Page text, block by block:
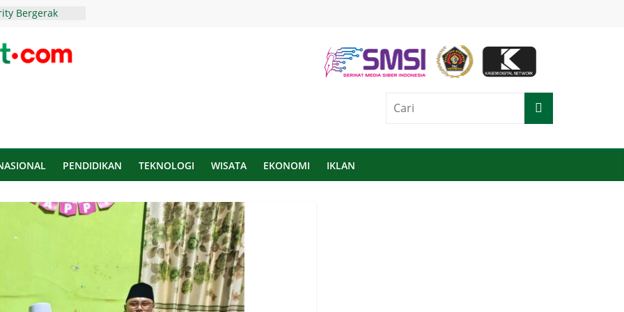
Bergerak
Terus
80 Ribu
Tunjukkan
PENDIDIKAN TEKNOLOGI WISATA EKONOMI IKLAN